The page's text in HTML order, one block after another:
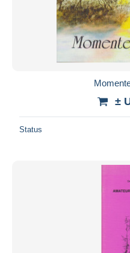
±
Status